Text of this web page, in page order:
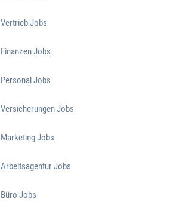
Vertrieb Jobs
Finanzen Jobs
Personal Jobs
Versicherungen Jobs
Marketing Jobs
Arbeitsagentur Jobs
Büro Jobs